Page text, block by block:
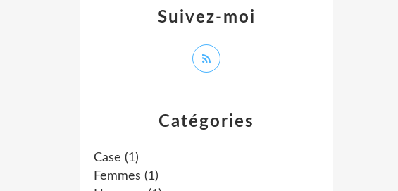
Catégories
Case (1)
Femmes (1)
Suivez-moi